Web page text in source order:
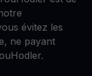
évitez les
ne payant